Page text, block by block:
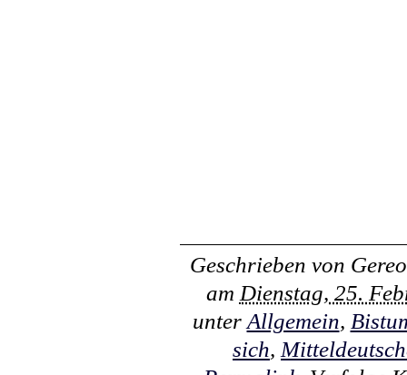
Geschrieben von
am Dienstag, 25.
unter Allgemein,
sich,